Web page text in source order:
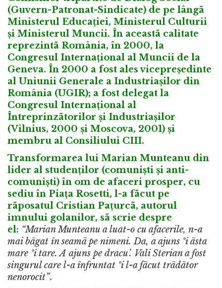
(Guvern-Patronat-Sindicate) de pe lângã
Ministerul Educației, Ministerul Culturii
și Ministerul Muncii. În aceastã calitate
reprezintã România, în 2000, la
Congresul Internațional al Muncii de la
Geneva. În 2000 a fost ales vicepreședinte
al Uniunii Generale a Industriașilor din
România (UGIR); a fost delegat la
Congresul Internațional al
Întreprinzãtorilor și Industriașilor
(Vilnius, 2000 și Moscova, 2001) și
membru al Consiliului CIII.
Transformarea lui Marian Munteanu din
lider al studenților (comuniști și anti-
comuniști) în om de afaceri prosper, cu
sediu în Piața Rosetti, l-a fãcut pe
rãposatul Cristian Pațurcã, autorul
imnului golanilor, sã scrie despre
el: “Marian Munteanu a luat-o cu afacerile, n-a
mai bãgat în seamã pe nimeni. Da, a ajuns ºi ãsta
mare ºi tare. A ajuns pe dracu’. Vali Sterian a fost
singurul care l-a înfruntat ºi l-a fãcut trãdãtor
nenorocit”.